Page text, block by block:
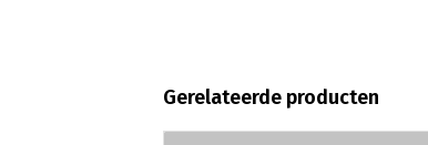
Gerelateerde producten